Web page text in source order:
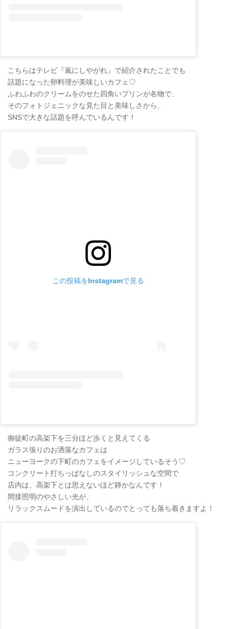
こちらはテレビ『嵐にしやがれ』で紹介されたことでも
話題になった卵料理が美味しいカフェ♡
ふわふわのクリームをのせた四角いプリンが名物で、
そのフォトジェニックな見た目と美味しさから、
SNSで大きな話題を呼んでいるんです！
この投稿をInstagramで見る
御徒町の高架下を三分ほど歩くと見えてくる
ガラス張りのお洒落なカフェは
ニューヨークの下町のカフェをイメージしているそう♡
コンクリート打ちっぱなしのスタイリッシュな空間で
店内は、高架下とは思えないほど静かなんです！
間接照明のやさしい光が、
リラックスムードを演出しているのでとっても落ち着きますよ！